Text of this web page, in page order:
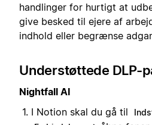
handlinger for hurtigt at
give besked til ejere af
indhold eller begrænse
Understøttede DLP-
Nightfall AI
I Notion skal du gå til